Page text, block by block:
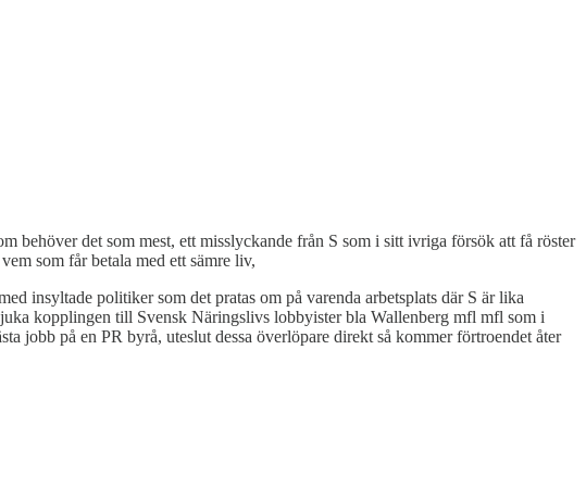
behöver det som mest, ett misslyckande från S som i sitt ivriga försök att få röster
som får betala med ett sämre liv,
insyltade politiker som det pratas om på varenda arbetsplats där S är lika
kopplingen till Svensk Näringslivs lobbyister bla Wallenberg mfl mfl som i
jobb på en PR byrå, uteslut dessa överlöpare direkt så kommer förtroendet åter